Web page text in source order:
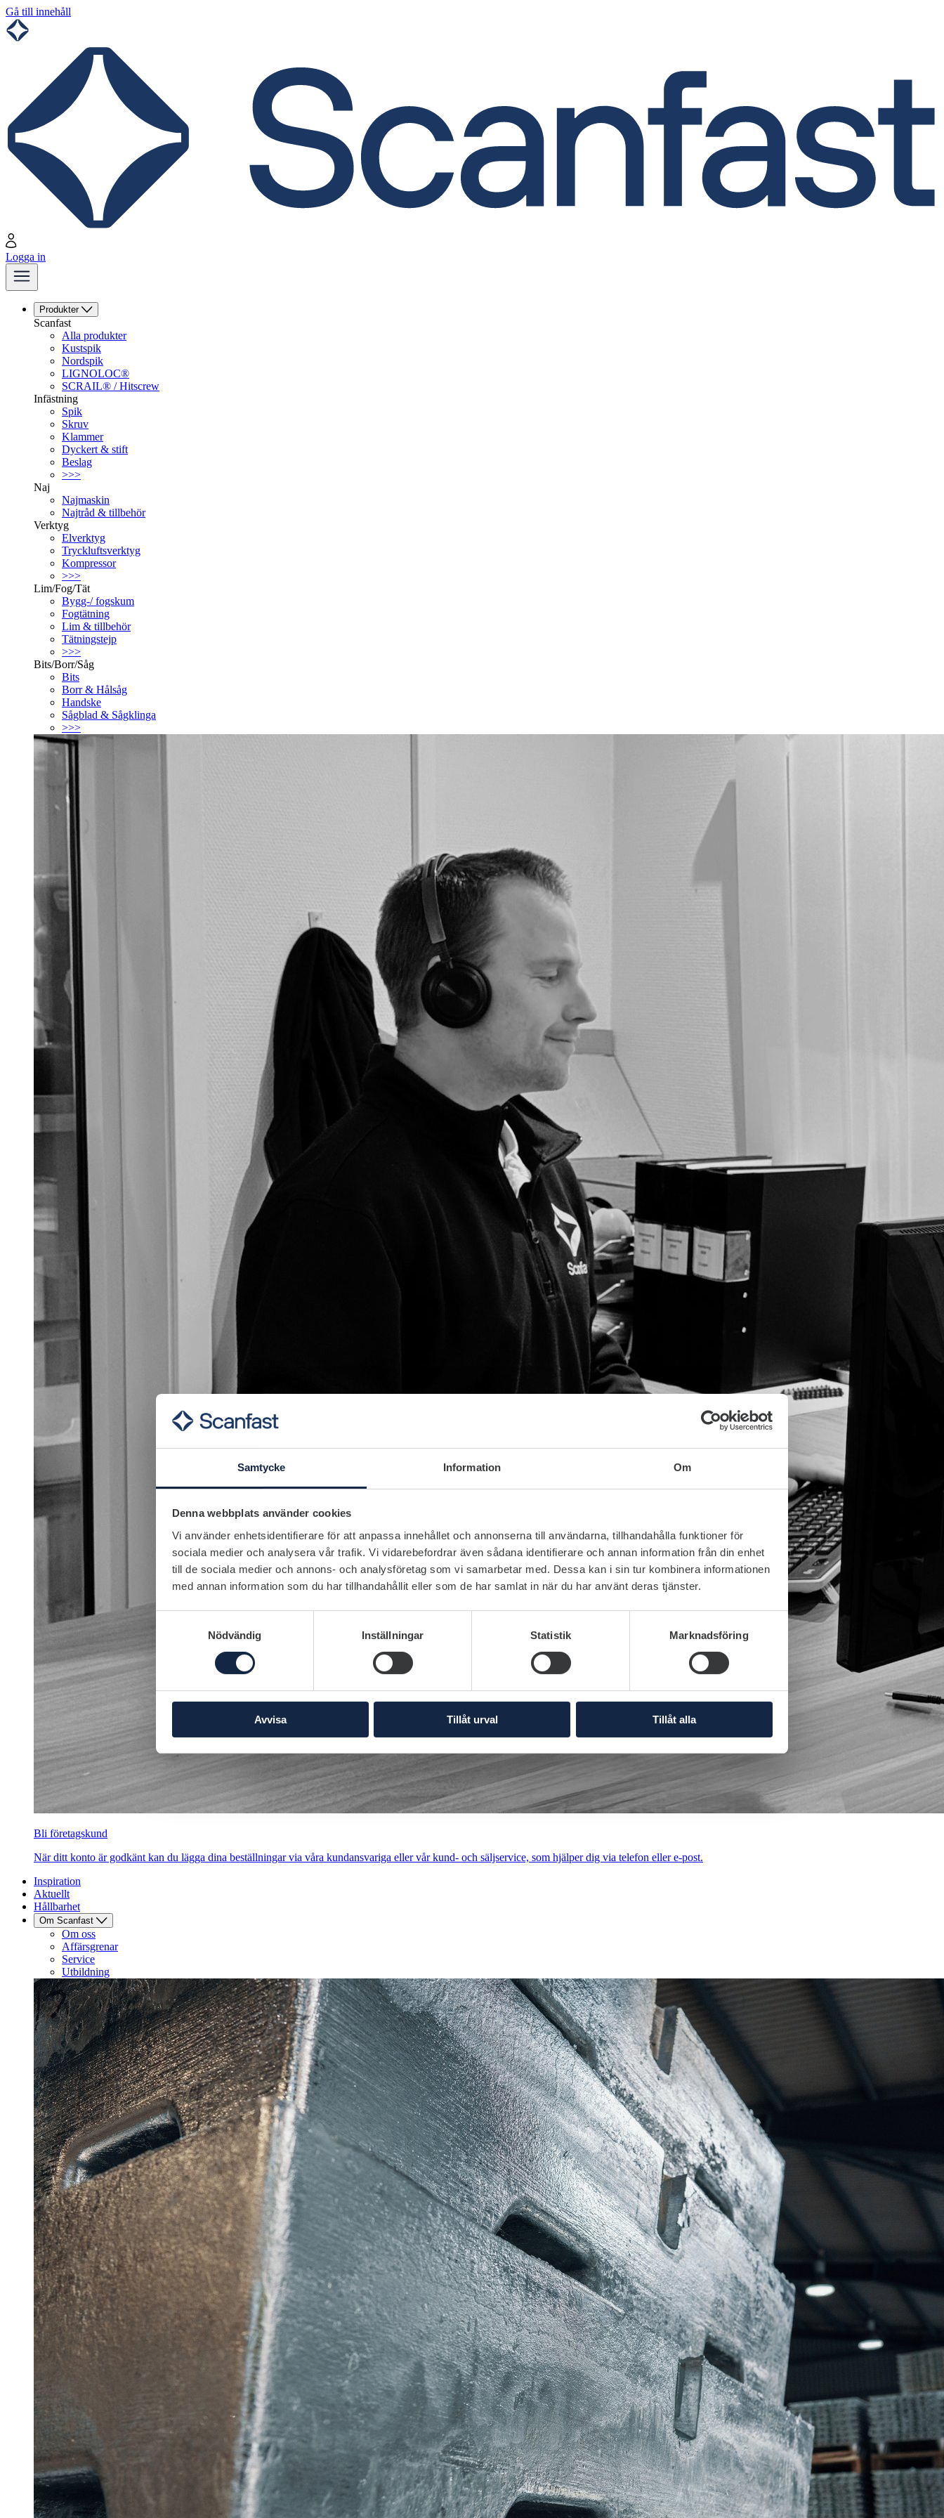
Samtycke Information Om
Denna webbplats använder cookies
Vi använder enhetsidentifierare för att anpassa innehållet och annonserna till användarna, tillhandahålla funktioner för
sociala medier och analysera vår trafik. Vi vidarebefordrar även sådana identifierare och annan information från din enhet
till de sociala medier och annons- och analysföretag som vi samarbetar med. Dessa kan i sin tur kombinera informationen
med annan information som du har tillhandahållit eller som de har samlat in när du har använt deras tjänster.
Nödvändig
Inställningar Statistik Marknadsföring
Avvisa Tillåt urval Tillåt alla
Gå till innehåll
Logga in
Produkter
Scanfast
Alla produkter
Kustspik
Nordspik
LIGNOLOC®
SCRAIL® / Hitscrew
Infästning
Spik
Skruv
Klammer
Dyckert & stift
Beslag
>>>
Naj
Najmaskin
Najtråd & tillbehör
Verktyg
Elverktyg
Tryckluftsverktyg
Kompressor
>>>
Lim/Fog/Tät
Bygg-/ fogskum
Fogtätning
Lim & tillbehör
Tätningstejp
>>>
Bits/Borr/Såg
Bits
Borr & Hålsåg
Handske
Sågblad & Sågklinga
>>>
Bli företagskund
När ditt konto är godkänt kan du lägga dina beställningar via våra kundansvariga eller vår kund- och säljservice, som hjälper dig via telefon eller e-post.
Inspiration
Aktuellt
Hållbarhet
Om Scanfast
Om oss
Affärsgrenar
Service
Utbildning